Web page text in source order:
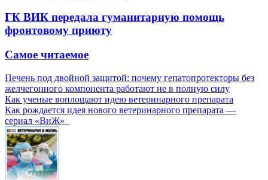
ГК ВИК передала гуманитарную помощь
фронтовому приюту
Самое читаемое
Печень под двойной защитой: почему гепатопротекторы без
желчегонного компонента работают не в полную силу
Как ученые воплощают идею ветеринарного препарата
Как рождается идея нового ветеринарного препарата —
сериал «ВиЖ»